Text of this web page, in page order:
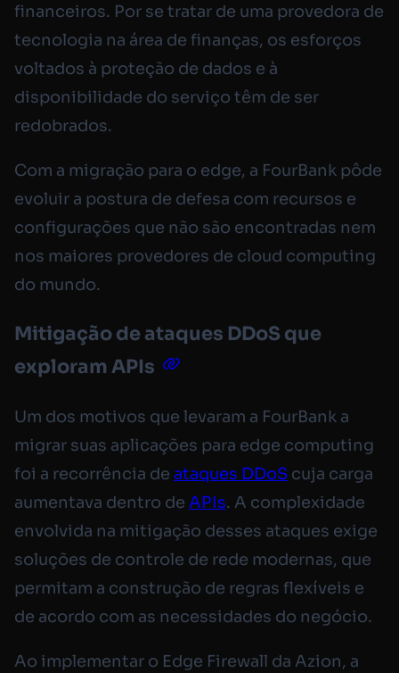
financeiros. Por se tratar de uma provedora de
tecnologia na área de finanças, os esforços
voltados à proteção de dados e à
disponibilidade do serviço têm de ser
redobrados.
Com a migração para o edge, a FourBank pôde
evoluir a postura de defesa com recursos e
configurações que não são encontradas nem
nos maiores provedores de cloud computing
do mundo.
Mitigação de ataques DDoS que
exploram APIs
Um dos motivos que levaram a FourBank a
migrar suas aplicações para edge computing
foi a recorrência de ataques DDoS cuja carga
aumentava dentro de APIs. A complexidade
envolvida na mitigação desses ataques exige
soluções de controle de rede modernas, que
permitam a construção de regras flexíveis e
de acordo com as necessidades do negócio.
Ao implementar o Edge Firewall da Azion, a